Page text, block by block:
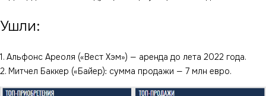
Ушли:
1. Альфонс Ареоля («Вест Хэм») — аренда до лета 2022 года.
2. Митчел Баккер («Байер): сумма продажи — 7 млн евро.